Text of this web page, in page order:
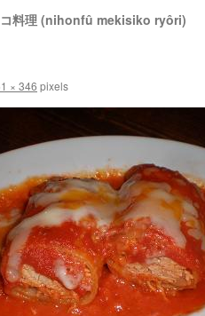
料理 (nihonfû mekisiko ryôri)
× 346 pixels